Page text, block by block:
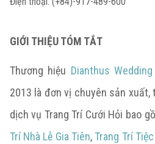
GIỚI THIỆU TÓM TẮT
Thương hiệu Dianthus
2013 là đơn vị chuyên sản
dịch vụ Trang Trí Cưới Hỏi bao
Trí Nhà Lễ Gia Tiên,Trang Trí